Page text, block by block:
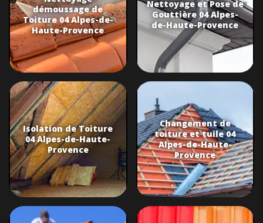
démoussage de
Toiture 04 Alpes-de-
Haute-Provence
Nettoyage et Pose de
Gouttière 04 Alpes-
de-Haute-Provence
Isolation de Toiture
04 Alpes-de-Haute-
Provence
Changement de
toiture et tuile 04
Alpes-de-Haute-
Provence